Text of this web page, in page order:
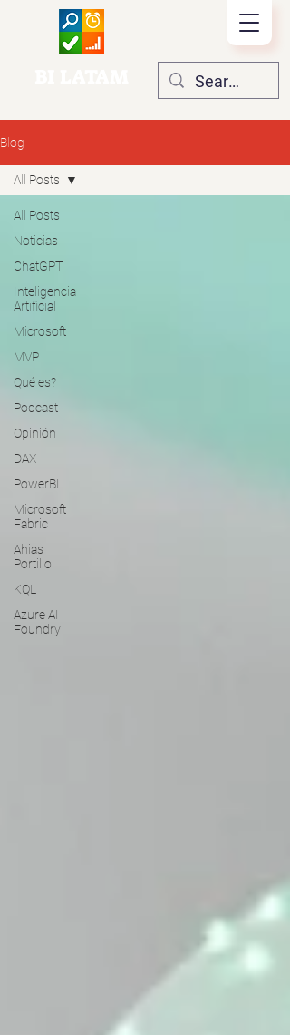
Blog
All Posts
Noticias
ChatGPT
Inteligencia
Artificial
Microsoft
MVP
Qué es?
Podcast
Opinión
DAX
PowerBI
Microsoft
Fabric
Ahias
Portillo
KQL
Azure AI
Foundry
All Posts